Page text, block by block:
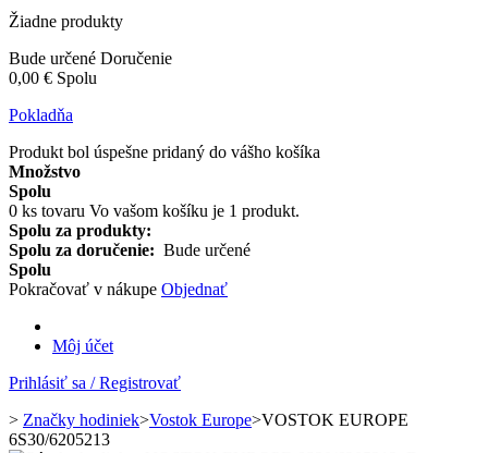
Žiadne produkty
Bude určené Doručenie
0,00 € Spolu
Pokladňa
Produkt bol úspešne pridaný do vášho košíka
Množstvo
Spolu
0 ks tovaru Vo vašom košíku je 1 produkt.
Spolu za produkty:
Spolu za doručenie: Bude určené
Spolu
Pokračovať v nákupe Objednať
Môj účet
Prihlásiť sa / Registrovať
> Značky hodiniek>Vostok Europe>VOSTOK EUROPE
6S30/6205213